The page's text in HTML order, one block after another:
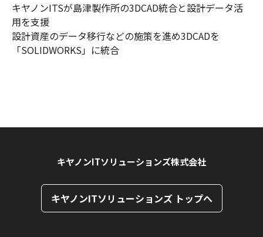
キヤノンITSが島津製作所の3DCAD統合と設計データ活
用を支援
設計資産のデータ移行などの施策を進め3DCADを
「SOLIDWORKS」に統合
キヤノンITソリューションズ株式会社
キヤノンITソリューションズ トップへ